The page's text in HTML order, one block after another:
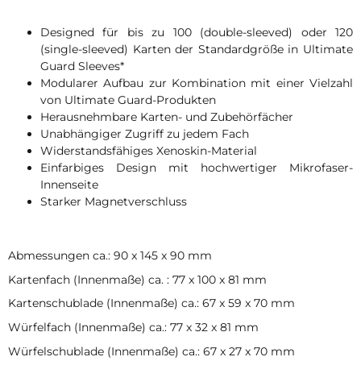
Designed für bis zu 100 (double-sleeved) oder 120
(single-sleeved) Karten der Standardgröße in Ultimate
Guard Sleeves*
Modularer Aufbau zur Kombination mit einer Vielzahl
von Ultimate Guard-Produkten
Herausnehmbare Karten- und Zubehörfächer
Unabhängiger Zugriff zu jedem Fach
Widerstandsfähiges Xenoskin-Material
Einfarbiges Design mit hochwertiger Mikrofaser-
Innenseite
Starker Magnetverschluss
Abmessungen ca.: 90 x 145 x 90 mm
Kartenfach (Innenmaße) ca. : 77 x 100 x 81 mm
Kartenschublade (Innenmaße) ca.: 67 x 59 x 70 mm
Würfelfach (Innenmaße) ca.: 77 x 32 x 81 mm
Würfelschublade (Innenmaße) ca.: 67 x 27 x 70 mm